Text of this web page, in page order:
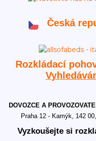
Česká
Rozkládací
DOVOZCE A
Praha 12 - Kamýk, 142
Vyzkoušejte si